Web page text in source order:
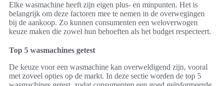
Elke wasmachine heeft zijn eigen plus- en minpunten. Het is
belangrijk om deze factoren mee te nemen in de overwegingen
bij de aankoop. Zo kunnen consumenten een weloverwogen
keuze maken die zowel hun behoeften als het budget respecteert.
Top 5 wasmachines getest
De keuze voor een wasmachine kan overweldigend zijn, vooral
met zoveel opties op de markt. In deze sectie worden de top 5